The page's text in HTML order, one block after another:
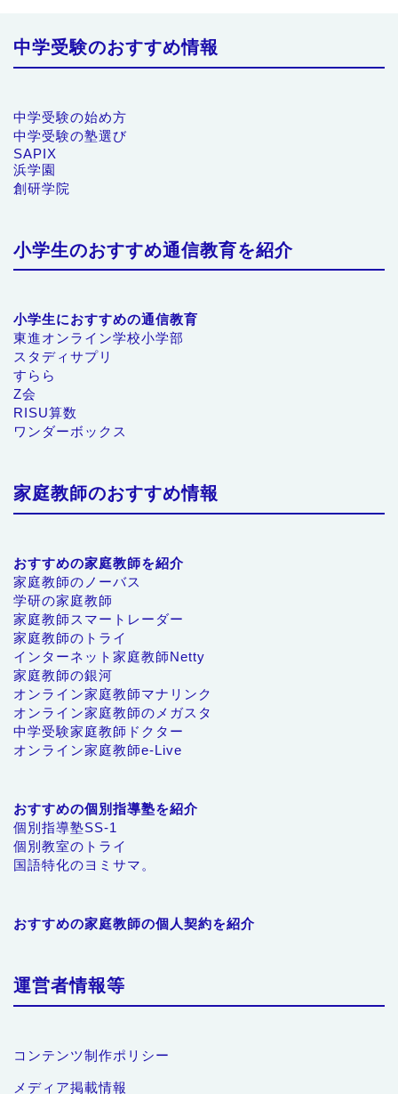
中学受験のおすすめ情報
中学受験の始め方
中学受験の塾選び
SAPIX
浜学園
創研学院
小学生のおすすめ通信教育を紹介
小学生におすすめの通信教育
東進オンライン学校小学部
スタディサプリ
すらら
Z会
RISU算数
ワンダーボックス
家庭教師のおすすめ情報
おすすめの家庭教師を紹介
家庭教師のノーバス
学研の家庭教師
家庭教師スマートレーダー
家庭教師のトライ
インターネット家庭教師Netty
家庭教師の銀河
オンライン家庭教師マナリンク
オンライン家庭教師のメガスタ
中学受験家庭教師ドクター
オンライン家庭教師e-Live
おすすめの個別指導塾を紹介
個別指導塾SS-1
個別教室のトライ
国語特化のヨミサマ。
おすすめの家庭教師の個人契約を紹介
運営者情報等
コンテンツ制作ポリシー
メディア掲載情報